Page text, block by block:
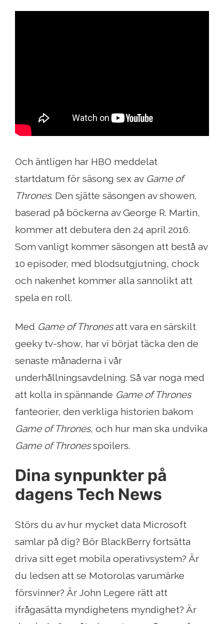
Och äntligen har HBO meddelat
startdatum för säsong sex av Game of
Thrones. Den sjätte säsongen av showen,
baserad på böckerna av George R. Martin,
kommer att debutera den 24 april 2016.
Som vanligt kommer säsongen att bestå av
10 episoder, med blodsutgjutning, chock
och nakenhet kommer alla sannolikt att
spela en roll.
Med Game of Thronesatt vara en särskilt
geeky tv-show, har vi börjat täcka den de
senaste månaderna i vår
underhållningsavdelning. Så var noga med
att kolla in spännande Game of Thrones
fanteorier, den verkliga historien bakom
Game of Thrones, och hur man ska undvika
Game of Thronesspoilers.
Dina synpunkter på
dagens Tech News
Störs du av hur mycket data Microsoft
samlar på dig? Bör BlackBerry fortsätta
driva sitt eget mobila operativsystem? Är
du ledsen att se Motorolas varumärke
försvinner? Är John Legere rätt att
ifrågasätta myndighetens myndighet? Är